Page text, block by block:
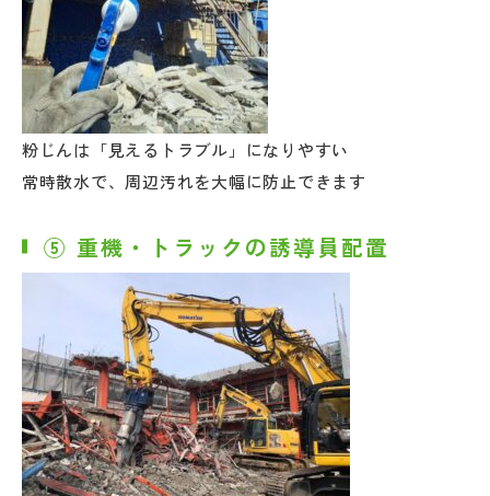
粉じんは「見えるトラブル」になりやすい
常時散水で、周辺汚れを大幅に防止できます
⑤ 重機・トラックの誘導員配置